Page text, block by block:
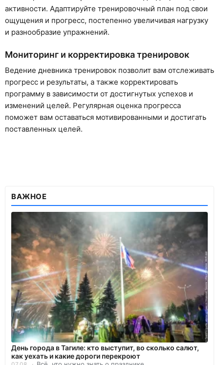
активности. Адаптируйте тренировочный план под свои
ощущения и прогресс, постепенно увеличивая нагрузку
и разнообразие упражнений.
Мониторинг и корректировка тренировок
Ведение дневника тренировок позволит вам отслеживать
прогресс и результаты, а также корректировать
программу в зависимости от достигнутых успехов и
изменений целей. Регулярная оценка прогресса
поможет вам оставаться мотивированными и достигать
поставленных целей.
ВАЖНОЕ
День города в Тагиле: кто выступит, во сколько салют,
как уехать и какие дороги перекроют